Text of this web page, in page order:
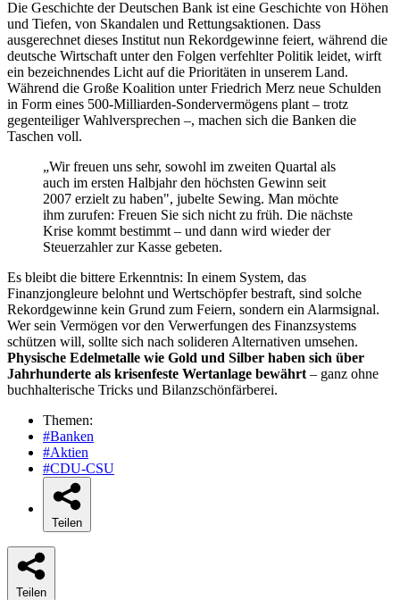
Die Geschichte der Deutschen Bank ist eine Geschichte von Höhen
und Tiefen, von Skandalen und Rettungsaktionen. Dass
ausgerechnet dieses Institut nun Rekordgewinne feiert, während die
deutsche Wirtschaft unter den Folgen verfehlter Politik leidet, wirft
ein bezeichnendes Licht auf die Prioritäten in unserem Land.
Während die Große Koalition unter Friedrich Merz neue Schulden
in Form eines 500-Milliarden-Sondervermögens plant – trotz
gegenteiliger Wahlversprechen –, machen sich die Banken die
Taschen voll.
„Wir freuen uns sehr, sowohl im zweiten Quartal als
auch im ersten Halbjahr den höchsten Gewinn seit
2007 erzielt zu haben", jubelte Sewing. Man möchte
ihm zurufen: Freuen Sie sich nicht zu früh. Die nächste
Krise kommt bestimmt – und dann wird wieder der
Steuerzahler zur Kasse gebeten.
Es bleibt die bittere Erkenntnis: In einem System, das
Finanzjongleure belohnt und Wertschöpfer bestraft, sind solche
Rekordgewinne kein Grund zum Feiern, sondern ein Alarmsignal.
Wer sein Vermögen vor den Verwerfungen des Finanzsystems
schützen will, sollte sich nach solideren Alternativen umsehen.
Physische Edelmetalle wie Gold und Silber haben sich über
Jahrhunderte als krisenfeste Wertanlage bewährt – ganz ohne
buchhalterische Tricks und Bilanzschönfärberei.
Themen:
#Banken
#Aktien
#CDU-CSU
Teilen
Teilen